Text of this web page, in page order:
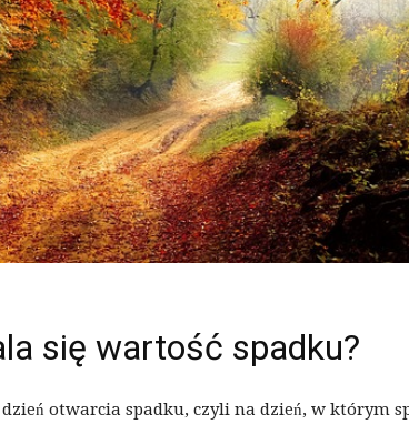
się wartość spadku?
otwarcia spadku, czyli na dzień, w którym